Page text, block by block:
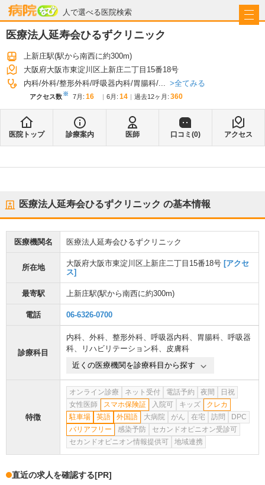
人で選べる医院検索
病院なび
医療法人延寿会ひるずクリニック
上新庄駅(駅から南西に約300m)
大阪府大阪市東淀川区上新庄二丁目15番18号
内科 外科 整形外科 呼吸器内科 胃腸科 ... 全てみる
アクセス数※ 7月 : 16 6月 : 14 過去12ヶ月: 360
医院トップ 診療案内 医師 口コミ(0) アクセス
医療法人延寿会ひるずクリニック の基本情報
医療機関名 医療法人延寿会ひるずクリニック
所在地 大阪府大阪市東淀川区上新庄二丁目15番18号 [アクセ
ス]
最寄駅 上新庄駅(駅から南西に約300m)
電話 06-6326-0700
診療科目
内科、 外科、 整形外科、 呼吸器内科、 胃腸科、 呼吸器
科、 リハビリテーション科、 皮膚科
近くの医療機関を診療科目から探す
特徴
オンライン診療 ネット受付 電話予約 夜間
日祝
女性医師
スマホ保険証 入院可 キッズ
クレカ
駐車場
英語 外国語 大病院 がん 在宅 訪問
DPC
バリアフリー
感染予防
セカンドオピニオン受診可
セカンドオピニオン情報提供可
地域連携
直近の求人を確認する[PR]